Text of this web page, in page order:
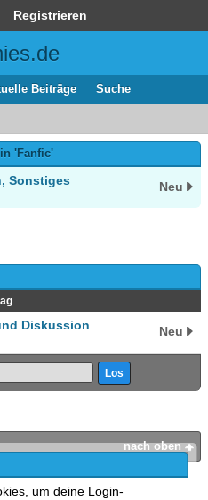
Registrieren
Beiträge Suche
um deine Login-
'Fanfic'
Sonstiges Neu
Diskussion Neu
nach oben
Fassung:MyBB GoMobile.
wechseln